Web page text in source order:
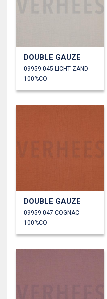
DOUBLE GAUZE
09959.045 LICHT ZAND
100%CO
DOUBLE GAUZE
09959.047 COGNAC
100%CO